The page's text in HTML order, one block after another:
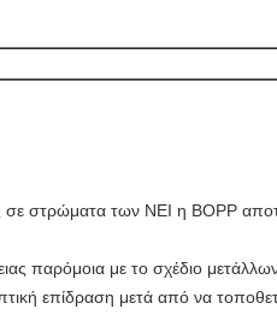
σε στρώματα των NEI η BOPP
παρόμοια με το σχέδιο
επίδραση μετά από να